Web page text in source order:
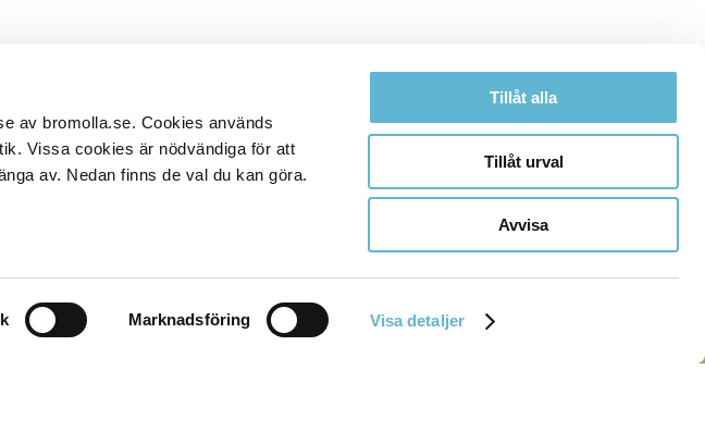
av bromolla.se. Cookies används
Vissa cookies är nödvändiga för att
av. Nedan finns de val du kan göra.
Marknadsföring Visa detaljer
Tillåt alla
Tillåt urval
Avvisa